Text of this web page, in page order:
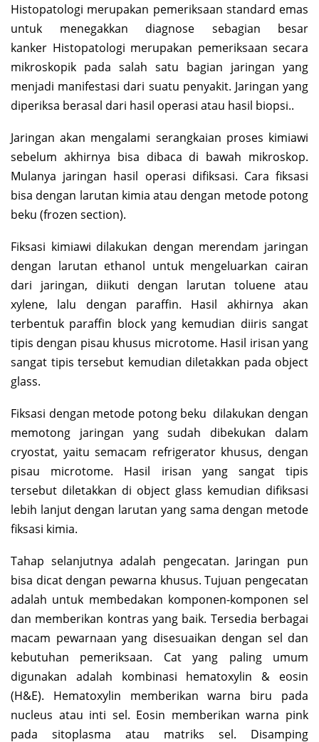
Histopatologi merupakan pemeriksaan standard emas
untuk menegakkan diagnose sebagian besar
kanker Histopatologi merupakan pemeriksaan secara
mikroskopik pada salah satu bagian jaringan yang
menjadi manifestasi dari suatu penyakit. Jaringan yang
diperiksa berasal dari hasil operasi atau hasil biopsi..
Jaringan akan mengalami serangkaian proses kimiawi
sebelum akhirnya bisa dibaca di bawah mikroskop.
Mulanya jaringan hasil operasi difiksasi. Cara fiksasi
bisa dengan larutan kimia atau dengan metode potong
beku (frozen section).
Fiksasi kimiawi dilakukan dengan merendam jaringan
dengan larutan ethanol untuk mengeluarkan cairan
dari jaringan, diikuti dengan larutan toluene atau
xylene, lalu dengan paraffin. Hasil akhirnya akan
terbentuk paraffin block yang kemudian diiris sangat
tipis dengan pisau khusus microtome. Hasil irisan yang
sangat tipis tersebut kemudian diletakkan pada object
glass.
Fiksasi dengan metode potong beku dilakukan dengan
memotong jaringan yang sudah dibekukan dalam
cryostat, yaitu semacam refrigerator khusus, dengan
pisau microtome. Hasil irisan yang sangat tipis
tersebut diletakkan di object glass kemudian difiksasi
lebih lanjut dengan larutan yang sama dengan metode
fiksasi kimia.
Tahap selanjutnya adalah pengecatan. Jaringan pun
bisa dicat dengan pewarna khusus. Tujuan pengecatan
adalah untuk membedakan komponen-komponen sel
dan memberikan kontras yang baik. Tersedia berbagai
macam pewarnaan yang disesuaikan dengan sel dan
kebutuhan pemeriksaan. Cat yang paling umum
digunakan adalah kombinasi hematoxylin & eosin
(H&E). Hematoxylin memberikan warna biru pada
nucleus atau inti sel. Eosin memberikan warna pink
pada sitoplasma atau matriks sel. Disamping